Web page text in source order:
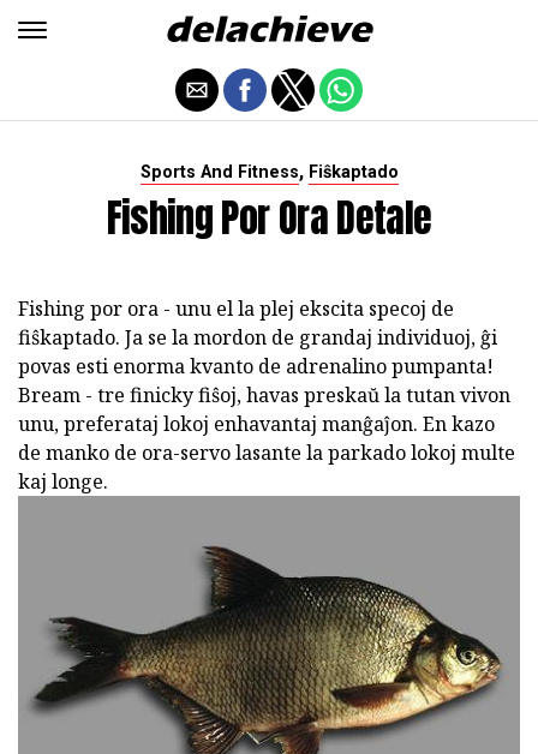
Sports And Fitness, Fiŝkaptado
Fishing Por Ora Detale
Fishing por ora - unu el la plej ekscita specoj de
fiŝkaptado. Ja se la mordon de grandaj individuoj, ĝi
povas esti enorma kvanto de adrenalino pumpanta!
Bream - tre finicky fiŝoj, havas preskaŭ la tutan vivon
unu, preferataj lokoj enhavantaj manĝaĵon. En kazo
de manko de ora-servo lasante la parkado lokoj multe
kaj longe.